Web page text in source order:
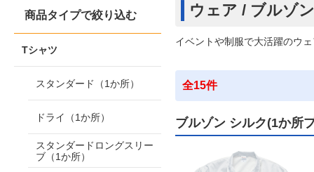
ウェア / ブルゾ
イベントや制服で大活躍のウ
全15件
ブルゾン シルク(1か所
商品タイプで絞り込む
Tシャツ
スタンダード（1か所）
ドライ（1か所）
スタンダードロングスリー
ブ（1か所）